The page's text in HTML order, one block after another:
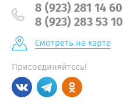
8 (923) 281 14 60
8 (923) 283 53 10
Смотреть на карте
Присоединяйтесь!